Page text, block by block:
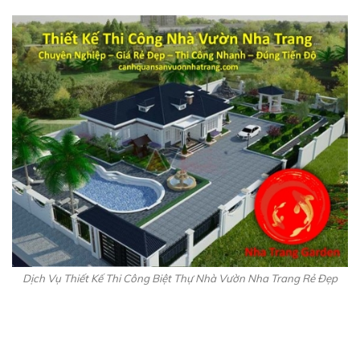
Dịch Vụ Thiết Kế Thi Công Biệt Thự Nhà Vườn Nha Trang Rẻ Đẹp